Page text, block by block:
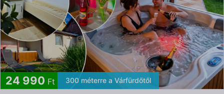
24 990 Ft 300 méterre a Várfürdőtől